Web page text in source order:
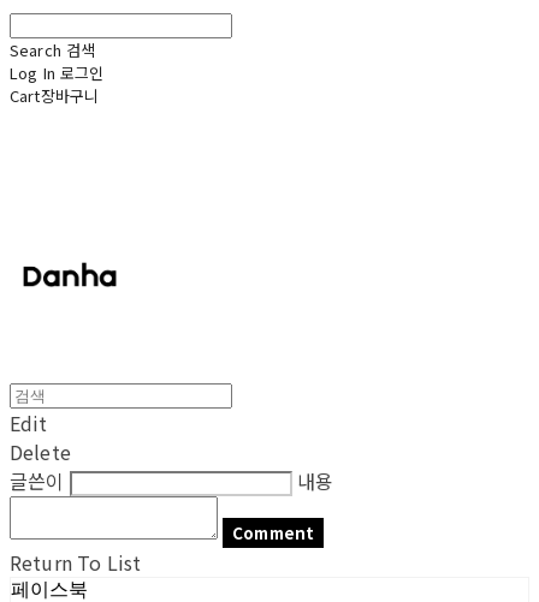
Search 검색
Log In 로그인
Cart장바구니
Edit
Delete
글쓴이
내용
Comment
Return To List
페이스북